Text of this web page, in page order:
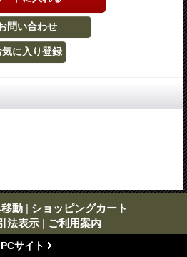
動 | ショッピングカート
法表示 | ご利用案内
PCサイト